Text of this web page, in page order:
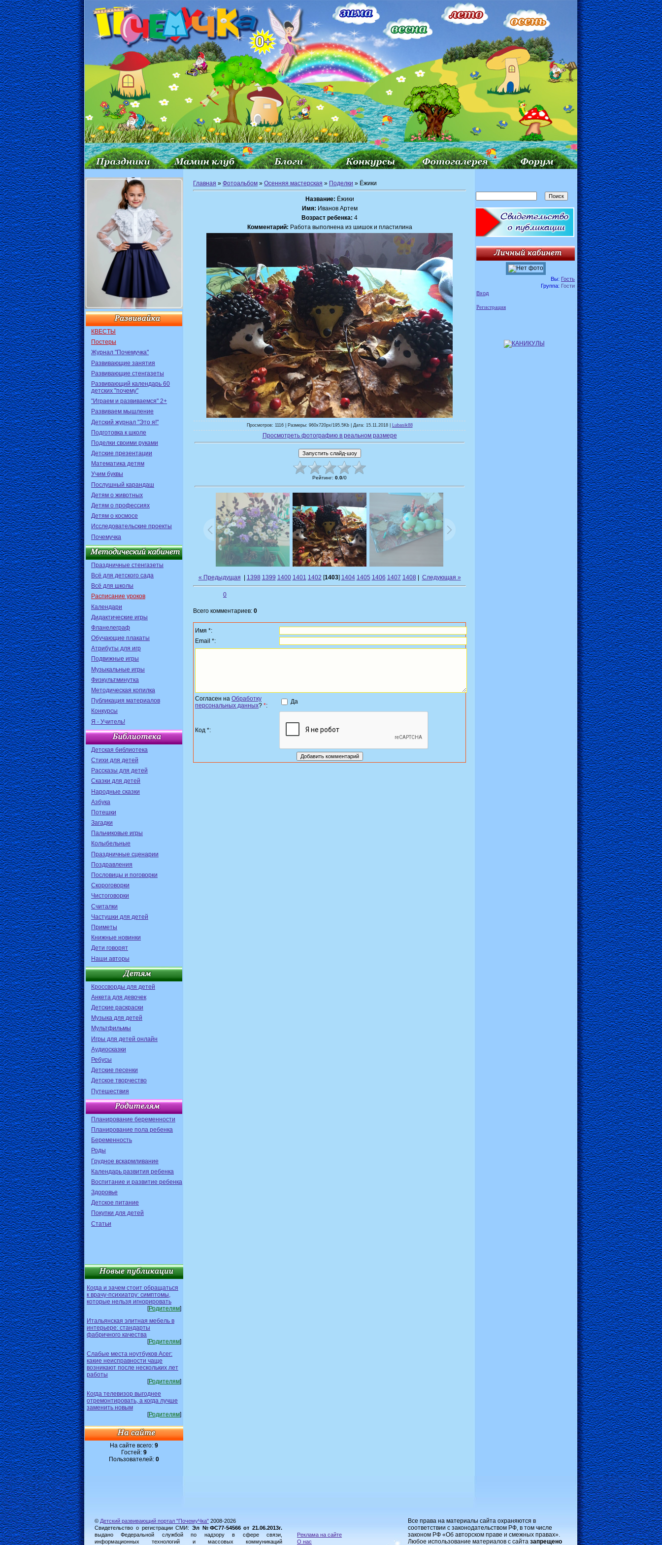
КВЕСТЫ
Постеры
Журнал "Почемучка"
Развивающие занятия
Развивающие стенгазеты
Развивающий календарь 60
детских "почему"
"Играем и развиваемся" 2+
Развиваем мышление
Детский журнал "Это я!"
Подготовка к школе
Поделки своими руками
Детские презентации
Математика детям
Учим буквы
Послушный карандаш
Детям о животных
Детям о профессиях
Детям о космосе
Исследовательские проекты
Почемучка
Праздничные стенгазеты
Всё для детского сада
Всё для школы
Расписание уроков
Календари
Дидактические игры
Фланелеграф
Обучающие плакаты
Атрибуты для игр
Подвижные игры
Музыкальные игры
Физкультминутка
Методическая копилка
Публикация материалов
Конкурсы
Я - Учитель!
Детская библиотека
Стихи для детей
Рассказы для детей
Сказки для детей
Народные сказки
Азбука
Потешки
Загадки
Пальчиковые игры
Колыбельные
Праздничные сценарии
Поздравления
Пословицы и поговорки
Скороговорки
Чистоговорки
Считалки
Частушки для детей
Приметы
Книжные новинки
Дети говорят
Наши авторы
Кроссворды для детей
Анкета для девочек
Детские раскраски
Музыка для детей
Мультфильмы
Игры для детей онлайн
Аудиосказки
Ребусы
Детские песенки
Детское творчество
Путешествия
Планирование беременности
Планирование пола ребенка
Беременность
Роды
Грудное вскармливание
Календарь развития ребенка
Воспитание и развитие ребенка
Здоровье
Детское питание
Покупки для детей
Статьи
Когда и зачем стоит обращаться
к врачу-психиатру: симптомы,
которые нельзя игнорировать
[Родителям]
Итальянская элитная мебель в
интерьере: стандарты
фабричного качества
[Родителям]
Слабые места ноутбуков Acer:
какие неисправности чаще
возникают после нескольких лет
работы
[Родителям]
Когда телевизор выгоднее
отремонтировать, а когда лучше
заменить новым
[Родителям]
На сайте всего: 9
Гостей: 9
Пользователей: 0
Главная » Фотоальбом » Осенняя мастерская » Поделки » Ёжики
Название: Ёжики
Имя: Иванов Артем
Возраст ребенка: 4
Комментарий: Работа выполнена из шишок и пластилина
Просмотров: 1116 | Размеры: 960x720px/195.5Kb | Дата: 15.11.2018 | Lubasik88
Просмотреть фотографию в реальном размере
Рейтинг: 0.0/0
« Предыдущая 1398 1399 1400 1401 1402 [1403] 1404 1405 1406 1407 1408 Следующая »
0
Всего комментариев: 0
Имя *:
Email *:
Согласен на Обработку
персональных данных? *:
Да
Код *:
Вы: Гость
Группа: Гости
Вход
Регистрация
© Детский развивающий портал "ПочемуЧка" 2008-2026
Свидетельство о регистрации СМИ: Эл №ФС77-54566 от 21.06.2013г.
выдано Федеральной службой по надзору в сфере связи,
информационных технологий и массовых коммуникаций
Реклама на сайте
О нас
Все права на материалы сайта охраняются в
соответствии с законодательством РФ, в том числе
законом РФ «Об авторском праве и смежных правах».
Любое использование материалов с сайта запрещено